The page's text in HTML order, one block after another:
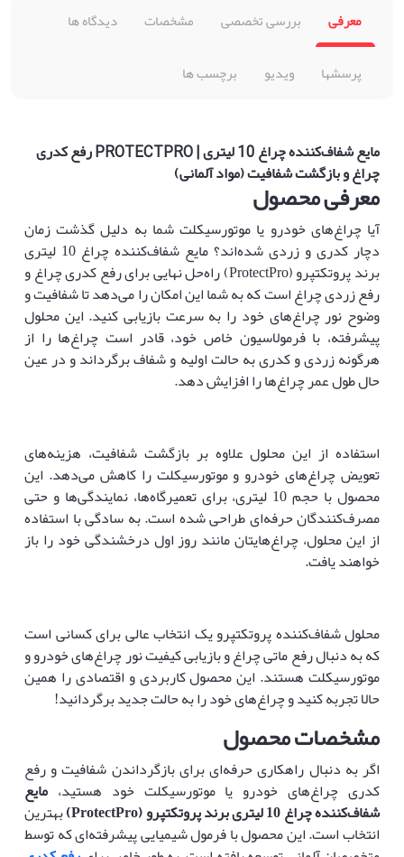
معرفی بررسی تخصصی مشخصات
دیدگاه ها
پرسشها
ویدیو برچسب ها
مایع شفاف‌کننده چراغ 10 لیتری | PROTECTPRO رفع کدری
چراغ و بازگشت شفافیت (مواد آلمانی)
معرفی محصول
آیا چراغ‌های خودرو یا موتورسیکلت شما به دلیل گذشت زمان
دچار کدری و زردی شده‌اند؟ مایع شفاف‌کننده چراغ 10 لیتری
برند پروتکتپرو (ProtectPro) راه‌حل نهایی برای رفع کدری چراغ و
رفع زردی چراغ است که به شما این امکان را می‌دهد تا شفافیت و
وضوح نور چراغ‌های خود را به سرعت بازیابی کنید. این محلول
پیشرفته، با فرمولاسیون خاص خود، قادر است چراغ‌ها را از
هرگونه زردی و کدری به حالت اولیه و شفاف برگرداند و در عین
حال طول عمر چراغ‌ها را افزایش دهد.
استفاده از این محلول علاوه بر بازگشت شفافیت، هزینه‌های
تعویض چراغ‌های خودرو و موتورسیکلت را کاهش می‌دهد. این
محصول با حجم 10 لیتری، برای تعمیرگاه‌ها، نمایندگی‌ها و حتی
مصرف‌کنندگان حرفه‌ای طراحی شده است. به سادگی با استفاده
از این محلول، چراغ‌هایتان مانند روز اول درخشندگی خود را باز
خواهند یافت.
محلول شفاف‌کننده پروتکتپرو یک انتخاب عالی برای کسانی است
که به دنبال رفع ماتی چراغ و بازیابی کیفیت نور چراغ‌های خودرو و
موتورسیکلت هستند. این محصول کاربردی و اقتصادی را همین
حالا تجربه کنید و چراغ‌های خود را به حالت جدید برگردانید!
مشخصات محصول
اگر به دنبال راهکاری حرفه‌ای برای بازگرداندن شفافیت و رفع
کدری چراغ‌های خودرو یا موتورسیکلت خود هستید، مایع
شفاف‌کننده چراغ 10 لیتری برند پروتکتپرو (ProtectPro) بهترین
انتخاب است. این محصول با فرمول شیمیایی پیشرفته‌ای که توسط